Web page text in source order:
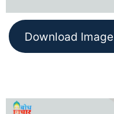
Download Image